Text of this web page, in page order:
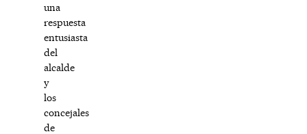
una
respuesta
entusiasta
del
alcalde
y
los
concejales
de